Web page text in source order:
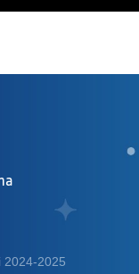
2024-2025